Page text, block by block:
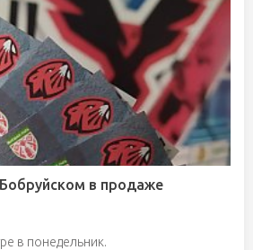
в продаже
в понедельник.